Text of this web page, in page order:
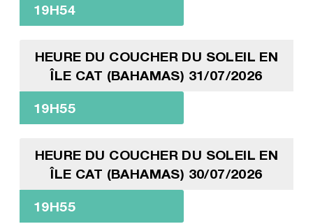
19H54
HEURE DU COUCHER DU SOLEIL EN
ÎLE CAT (BAHAMAS) 31/07/2026
19H55
HEURE DU COUCHER DU SOLEIL EN
ÎLE CAT (BAHAMAS) 30/07/2026
19H55